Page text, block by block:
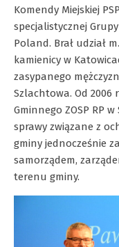
Komendy Miejskiej
specjalistycznej
Poland. Brał udział
kamienicy w
zasypanego
Szlachtowa. Od
Gminnego ZOSP RP
sprawy związane z
gminy jednocześnie
samorządem,
terenu gminy.